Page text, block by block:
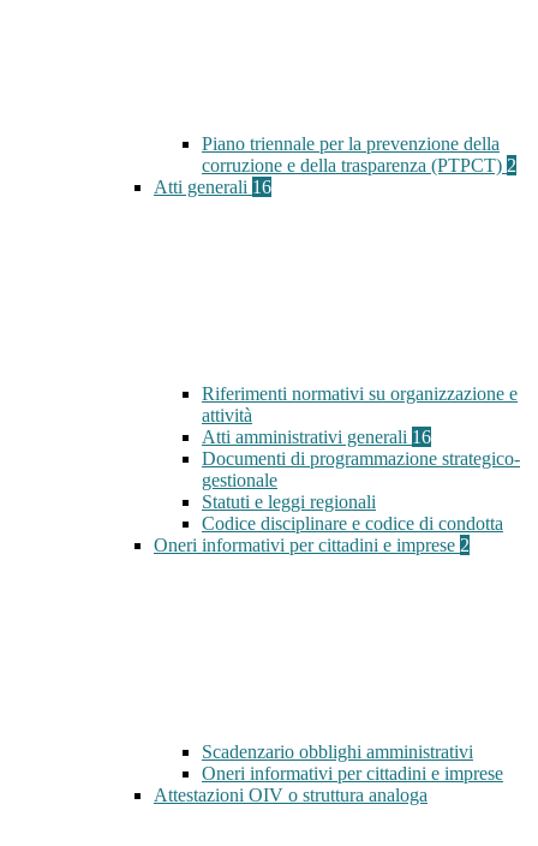
Piano triennale per la prevenzione della
corruzione e della trasparenza (PTPCT) 2
Atti generali 16
Riferimenti normativi su organizzazione e
attività
Atti amministrativi generali 16
Documenti di programmazione strategico-
gestionale
Statuti e leggi regionali
Codice disciplinare e codice di condotta
Oneri informativi per cittadini e imprese 2
Scadenzario obblighi amministrativi
Oneri informativi per cittadini e imprese
Attestazioni OIV o struttura analoga